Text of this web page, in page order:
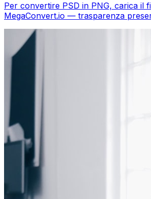
Per convertire PSD in PNG, carica il
MegaConvert.io — trasparenza